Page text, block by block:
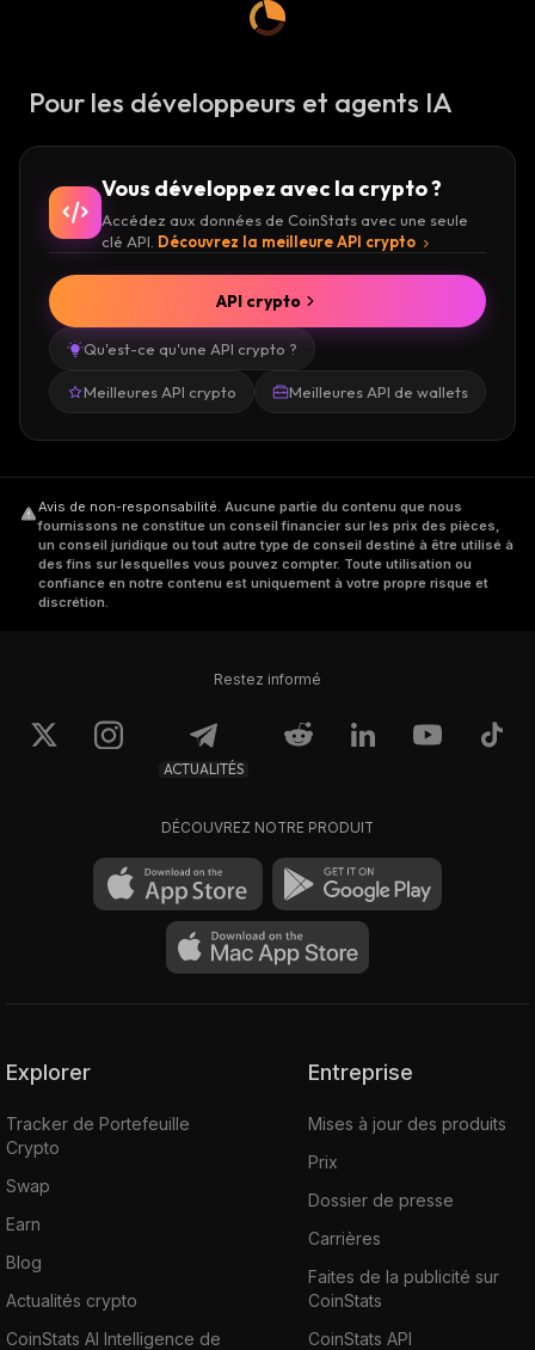
Pour les développeurs et agents IA
Vous développez avec la crypto ?
Accédez aux données de CoinStats avec une seule
clé API. Découvrez la meilleure API crypto
Qu'est-ce qu'une API crypto ?
Meilleures API crypto Meilleures API de wallets
API crypto
Avis de non-responsabilité. Aucune partie du contenu que nous
fournissons ne constitue un conseil financier sur les prix des pièces,
un conseil juridique ou tout autre type de conseil destiné à être utilisé à
des fins sur lesquelles vous pouvez compter. Toute utilisation ou
confiance en notre contenu est uniquement à votre propre risque et
discrétion.
Restez informé
ACTUALITÉS
DÉCOUVREZ NOTRE PRODUIT
Explorer
Tracker de Portefeuille
Crypto
Swap
Earn
Blog
Actualités crypto
CoinStats AI Intelligence de
Entreprise
Mises à jour des produits
Prix
Dossier de presse
Carrières
Faites de la publicité sur
CoinStats
CoinStats API